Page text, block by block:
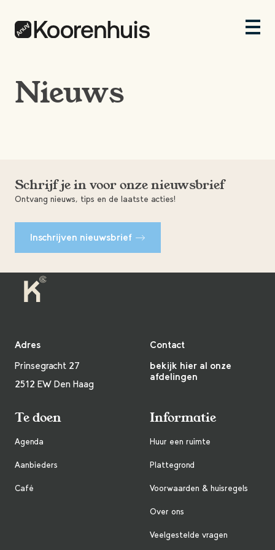
Nieuws
Schrijf je in voor onze nieuwsbrief
Ontvang nieuws, tips en de laatste acties!
Inschrijven nieuwsbrief
Adres
Prinsegracht 27
2512 EW Den Haag
Contact
bekijk hier al onze
afdelingen
Te doen
Agenda
Aanbieders
Café
Informatie
Huur een ruimte
Plattegrond
Voorwaarden & huisregels
Over ons
Veelgestelde vragen